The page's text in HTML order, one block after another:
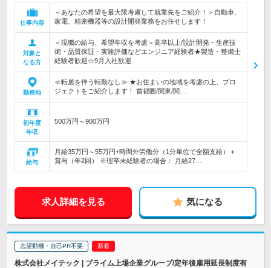
仕事内容
＜あなたの希望を最大限考慮して就業先をご紹介！＞自動車、
家電、精密機器等の設計開発業務をお任せします！
対象と
なる方
＜現職の給与、希望年収を考慮＞高卒以上/設計開発・生産技
術・品質保証・実験評価などエンジニア経験者★製造・整備士
経験者歓迎☆9月入社歓迎
勤務地
≪転居を伴う転勤なし≫ ★お住まいの地域を考慮の上、プロ
ジェクトをご紹介します！ 首都圏/関東/関…
初年度
年収
500万円～900万円
給与
月給35万円～55万円+時間外労働分（1分単位で全額支給）＋
賞与（年2回） ※理卒未経験者の場合： 月給27…
求人詳細を見る 気になる
志望動機・自己PR不要
株式会社メイテック | プライム上場企業グループ/定年後雇用延長制度有